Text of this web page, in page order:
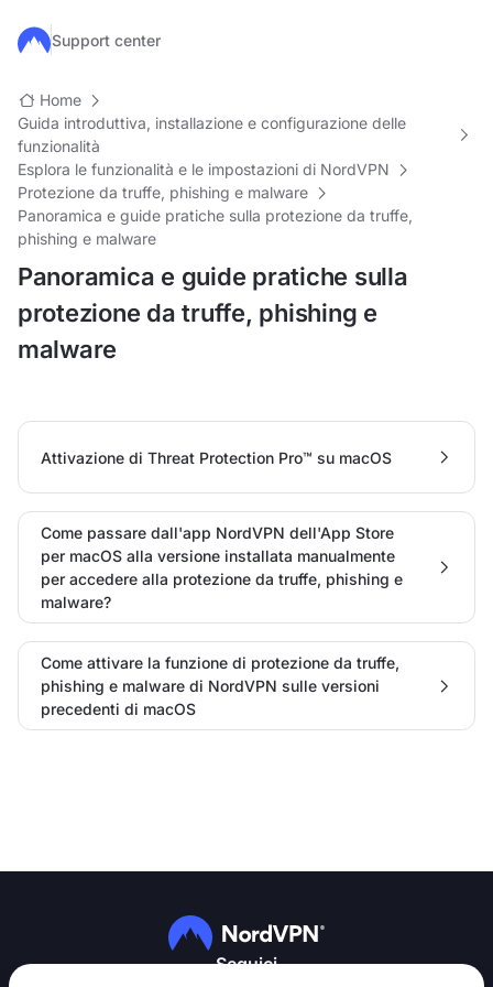
Salta al contenuto principale
Support center
Home
Guida introduttiva, installazione e configurazione delle
funzionalità
Esplora le funzionalità e le impostazioni di NordVPN
Protezione da truffe, phishing e malware
Panoramica e guide pratiche sulla protezione da truffe,
phishing e malware
Panoramica e guide pratiche sulla
protezione da truffe, phishing e
malware
Attivazione di Threat Protection Pro™ su macOS
Come passare dall'app NordVPN dell'App Store
per macOS alla versione installata manualmente
per accedere alla protezione da truffe, phishing e
malware?
Come attivare la funzione di protezione da truffe,
phishing e malware di NordVPN sulle versioni
precedenti di macOS
Seguici